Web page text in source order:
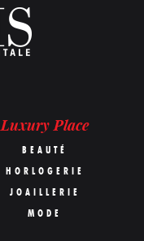
Luxury Place
BEAUTÉ
HORLOGERIE
JOAILLERIE
MODE